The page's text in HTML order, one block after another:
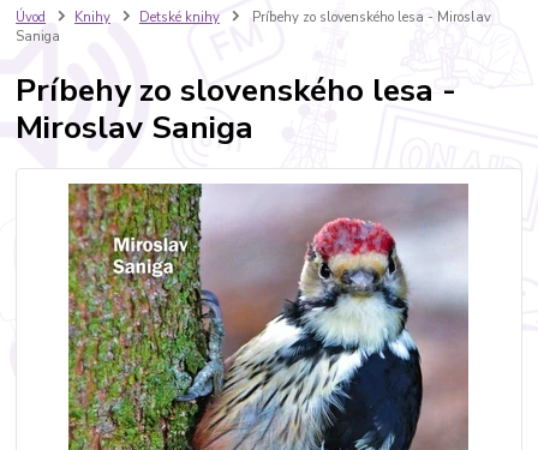
Úvod Knihy Detské knihy
Príbehy zo slovenského lesa - Miroslav
Saniga
Príbehy zo slovenského lesa -
Miroslav Saniga